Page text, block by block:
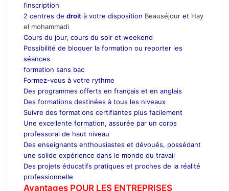
l’inscription
2 centres de droit à votre disposition Beauséjour et Hay
el mohammadi
Cours du jour, cours du soir et weekend
Possibilité de bloquer la formation ou reporter les
séances
formation sans bac
Formez-vous à votre rythme
Des programmes offerts en français et en anglais
Des formations destinées à tous les niveaux
Suivre des formations certifiantes plus facilement
Une excellente formation, assurée par un corps
professoral de haut niveau
Des enseignants enthousiastes et dévoués, possédant
une solide expérience dans le monde du travail
Des projets éducatifs pratiques et proches de la réalité
professionnelle
Avantages POUR LES ENTREPRISES